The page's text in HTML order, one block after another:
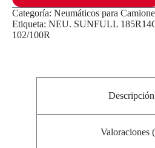
102/100R
cantidad
Categoría: Neumáticos para
Etiqueta: NEU. SUNFULL
102/100R
Descripción
Valoraciones